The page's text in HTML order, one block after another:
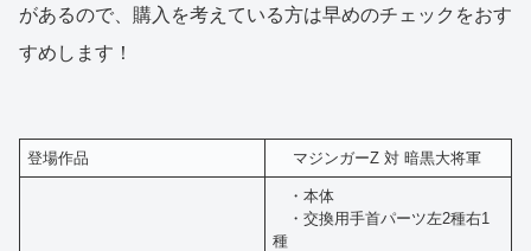
があるので、購入を考えている方は早めのチェックをおす
すめします！
登場作品 マジンガーZ 対 暗黒大将軍
・本体
・交換用手首パーツ左2種右1
種